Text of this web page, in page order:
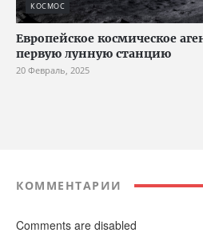
КОСМОС
Европейское космическое
первую лунную станцию
20 Февраль, 2025
КОММЕНТАРИИ
Comments are disabled